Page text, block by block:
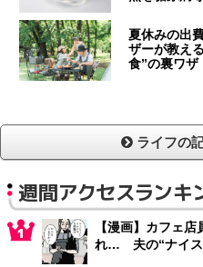
夏休みの出
ザーが教え
食”の裏ワザ
ライフの
週間アクセスランキ
【漫画】カフェ
れ… 夫の“ナイス